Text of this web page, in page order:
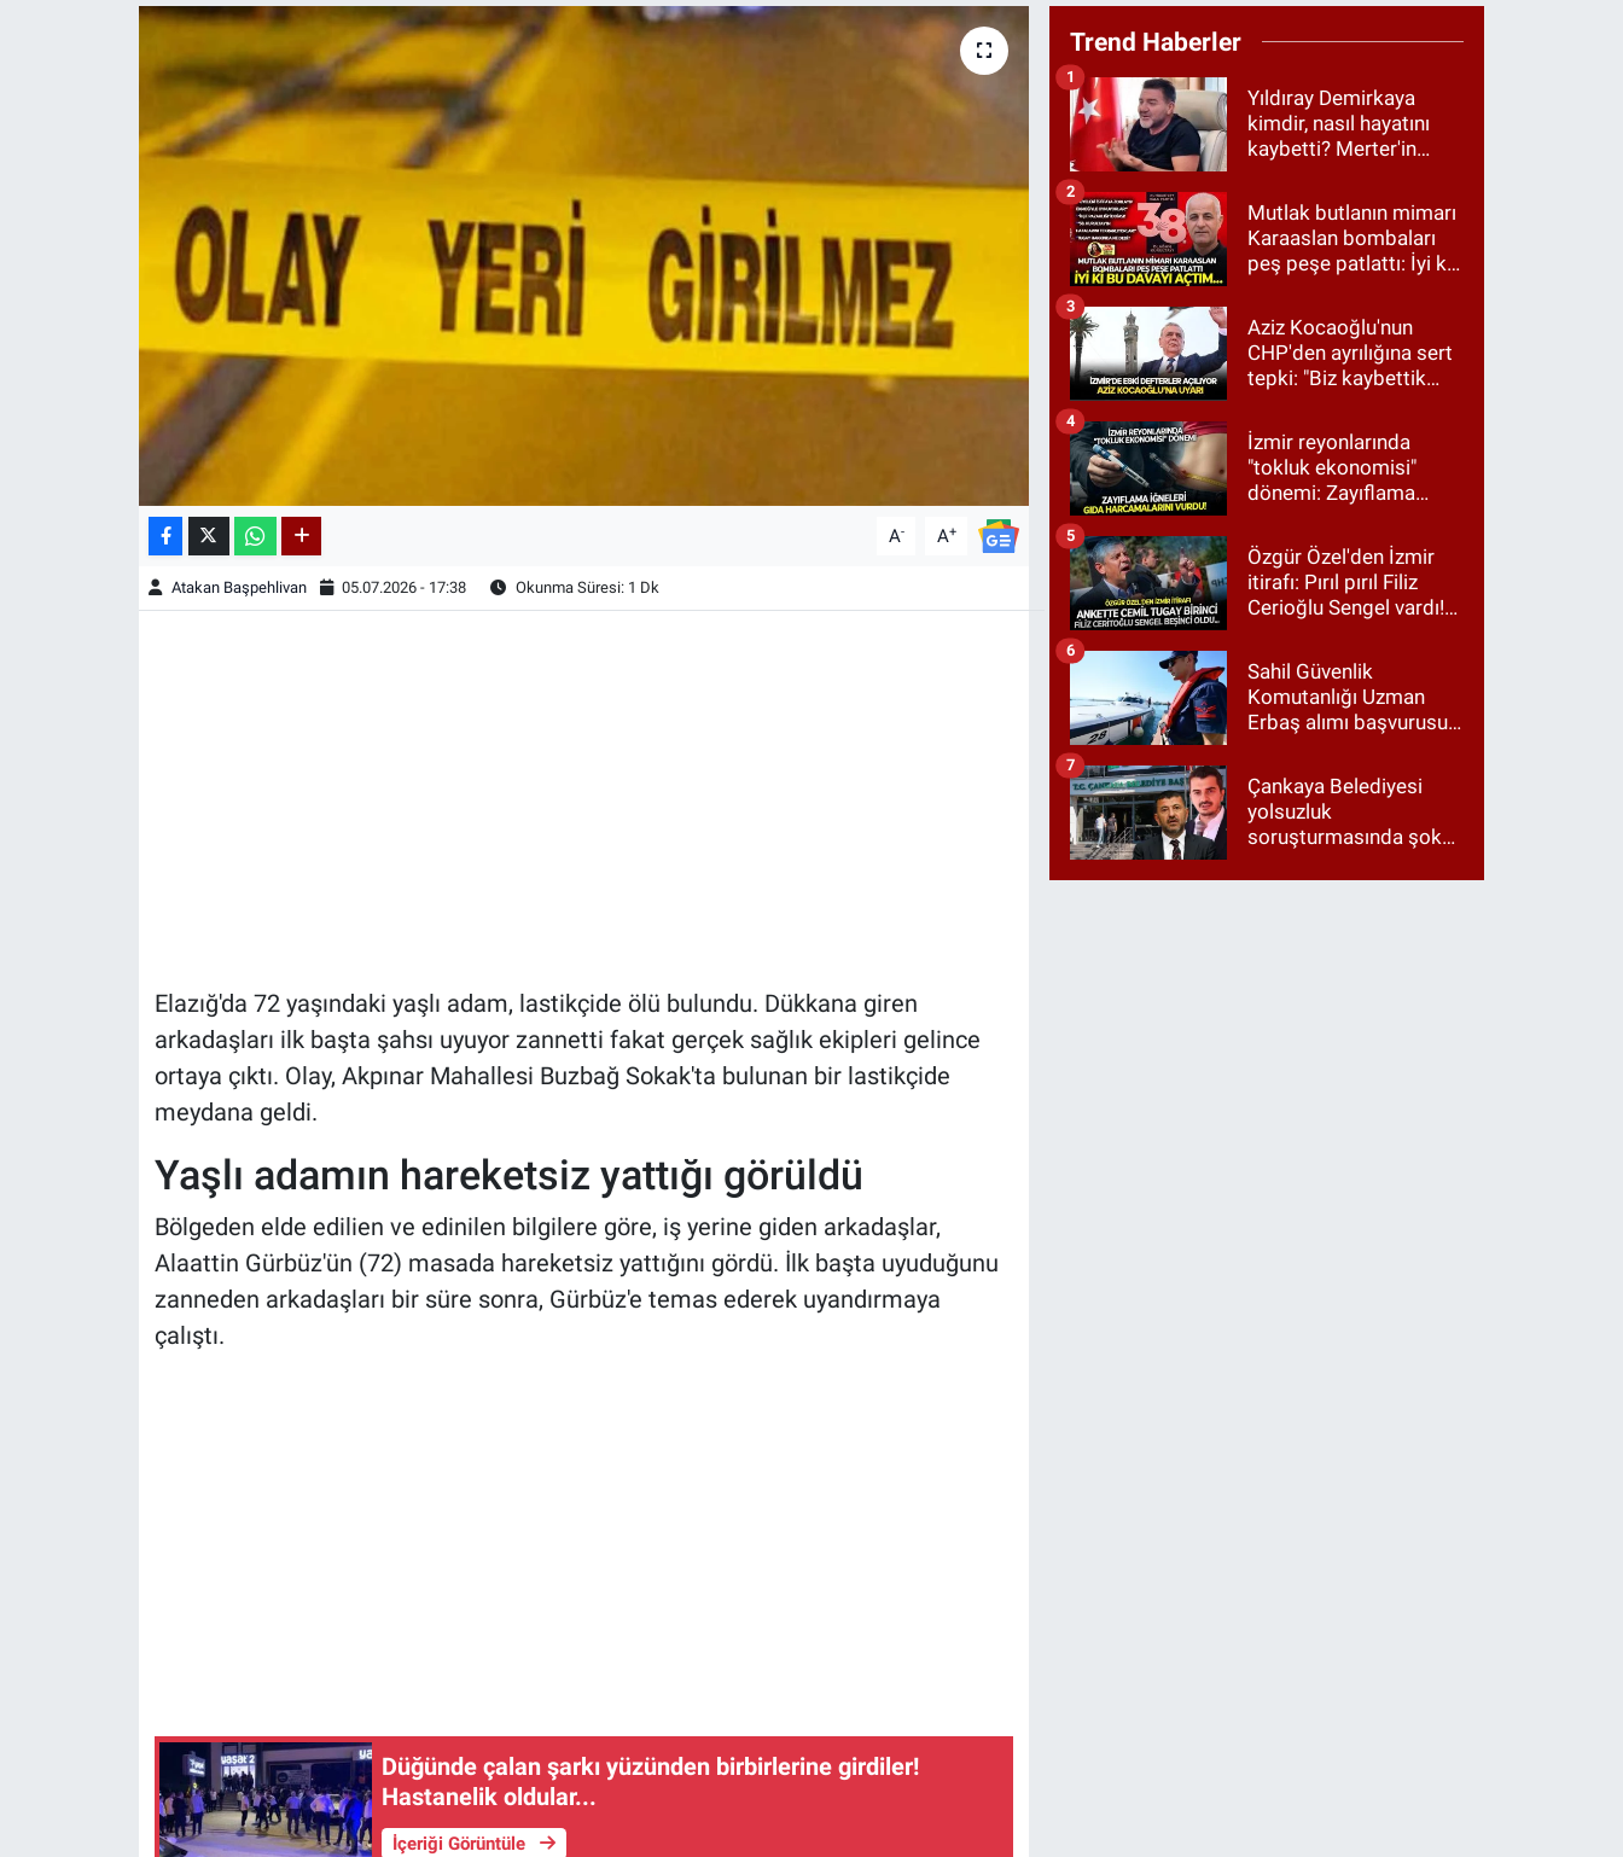
A- A+
Atakan Başpehlivan 05.07.2026 - 17:38 Okunma Süresi: 1 Dk
Elazığ'da 72 yaşındaki yaşlı adam, lastikçide ölü bulundu. Dükkana giren
arkadaşları ilk başta şahsı uyuyor zannetti fakat gerçek sağlık ekipleri gelince
ortaya çıktı. Olay, Akpınar Mahallesi Buzbağ Sokak'ta bulunan bir lastikçide
meydana geldi.
Yaşlı adamın hareketsiz yattığı görüldü
Bölgeden elde edilien ve edinilen bilgilere göre, iş yerine giden arkadaşlar,
Alaattin Gürbüz'ün (72) masada hareketsiz yattığını gördü. İlk başta uyuduğunu
zanneden arkadaşları bir süre sonra, Gürbüz'e temas ederek uyandırmaya
çalıştı.
Düğünde çalan şarkı yüzünden birbirlerine girdiler!
Hastanelik oldular...
İçeriği Görüntüle
Trend Haberler
Yıldıray Demirkaya
kimdir, nasıl hayatını
kaybetti? Merter'in
mesajı
1
Mutlak butlanın mimarı
Karaaslan bombaları
peş peşe patlattı: İyi ki
2
Aziz Kocaoğlu'nun
CHP'den ayrılığına sert
tepki: "Biz kaybettik
etmedik"
3
İzmir reyonlarında
"tokluk ekonomisi"
dönemi: Zayıflama
harcamalarını vurdu!
4
Özgür Özel'den İzmir
itirafı: Pırıl pırıl Filiz
Cerioğlu Sengel vardı!
Tugay birinci çıktı
5
Sahil Güvenlik
Komutanlığı Uzman
Erbaş alımı başvurusu
başvuru şartları neler?
6
Çankaya Belediyesi
yolsuzluk
soruşturmasında şok
Ağbaba yönetiyordu..."
7